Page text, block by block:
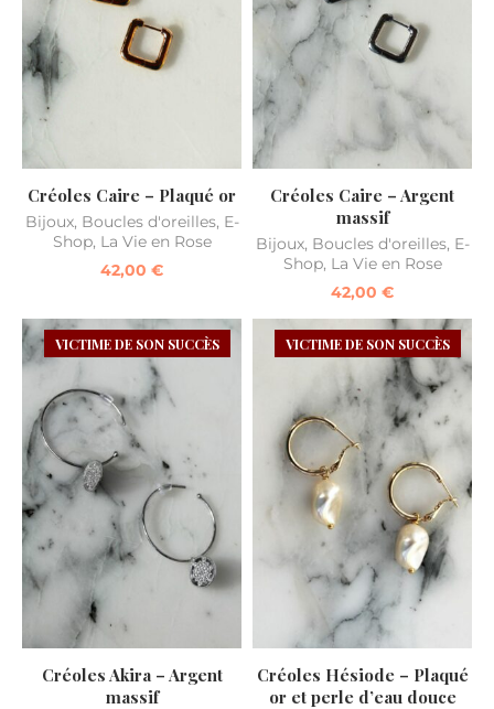
Créoles Caire – Plaqué or
Bijoux, Boucles d'oreilles, E-
Shop, La Vie en Rose
42,00 €
Créoles Caire – Argent
massif
Bijoux, Boucles d'oreilles, E-
Shop, La Vie en Rose
42,00 €
VICTIME DE SON SUCCÈS
Créoles Akira – Argent
massif
VICTIME DE SON SUCCÈS
Créoles Hésiode – Plaqué
or et perle d’eau douce